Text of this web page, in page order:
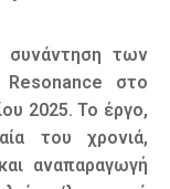
συνάντηση των
στο
2025. Το έργο,
του χρονιά,
αναπαραγωγή